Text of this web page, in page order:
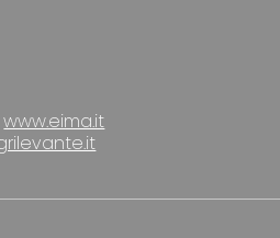
www.eima.it